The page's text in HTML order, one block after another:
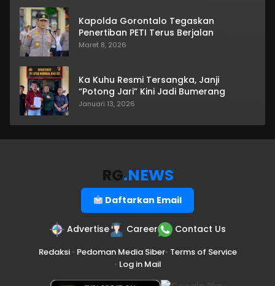
Kapolda Gorontalo Tegaskan
Penertiban PETI Terus Berjalan
Maret 8, 2026
Ka Kuhu Resmi Tersangka, Janji
“Potong Jari” Kini Jadi Bumerang
Januari 13, 2026
RG.NEWS
Daftarkan Email
Advertise Career Contact Us
Redaksi• Pedoman Media Siber• Terms of Service
• Log in Mail